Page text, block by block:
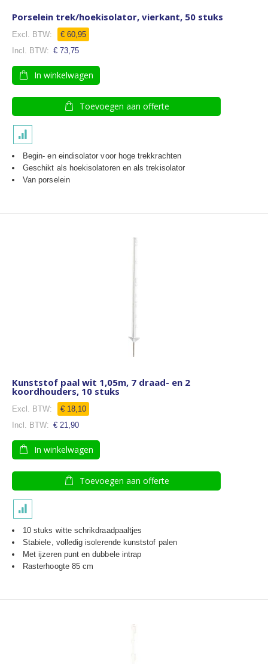
Porselein trek/hoekisolator, vierkant, 50 stuks
€ 60,95
€ 73,75
In winkelwagen
Toevoegen aan offerte
Begin- en eindisolator voor hoge trekkrachten
Geschikt als hoekisolatoren en als trekisolator
Van porselein
Kunststof paal wit 1,05m, 7 draad- en 2
koordhouders, 10 stuks
€ 18,10
€ 21,90
In winkelwagen
Toevoegen aan offerte
10 stuks witte schrikdraadpaaltjes
Stabiele, volledig isolerende kunststof palen
Met ijzeren punt en dubbele intrap
Rasterhoogte 85 cm